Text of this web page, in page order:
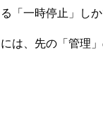
「一時停止」しか
は、先の「管理